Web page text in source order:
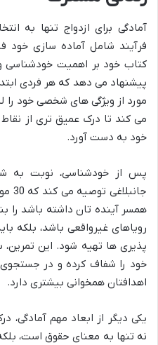
آمادگی برای ازدواج تنها به
فرآیند شامل آماده سازی خود
کتاب خود بر اهمیت خودشناسی
مورد از ویژگی های شخصی خود را
می کند تا درک عمیق تری از
خود به دست آورد.
پس از خودشناسی، نوبت به
همسر آینده تان داشته باشد را
رویاهای غیرواقعی باشد، بلکه
پذیری ها تهیه شود. این
خود را شفاف کرده و در
اهدافتان همخوانی بیشتری دارد.
یکی دیگر از ابعاد مهم آمادگی،
نه تنها به معنای حقوق است،